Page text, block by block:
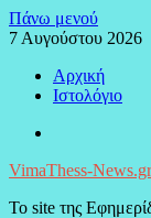
Μεταπηδήστε
στο
Πάνω μενού
7 Αυγούστου 2026
Αρχική
Ιστολόγιο
VimaThess-News.gr
Το site της